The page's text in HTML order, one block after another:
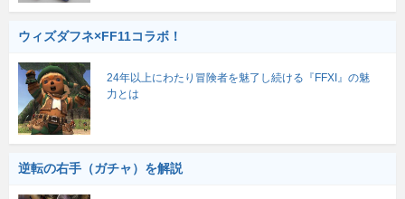
ウィズダフネ×FF11コラボ！
24年以上にわたり冒険者を魅了し続ける『FFXI』の魅
力とは
逆転の右手（ガチャ）を解説